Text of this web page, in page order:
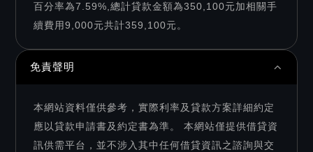
百分率為7.59%,總計貸款金額為350,100元加相關手
續費用9,000元共計359,100元。
免責聲明
本網站資料僅供參考，實際利率及貸款方案詳細約定
應以貸款申請書及約定書為準。 本網站僅提供借貸資
訊供需平台，並不涉入其中任何借貸資訊之諮詢與交